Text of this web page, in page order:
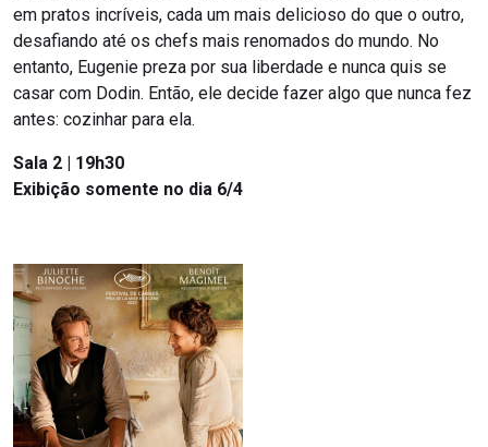
em pratos incríveis, cada um mais delicioso do que o outro,
desafiando até os chefs mais renomados do mundo. No
entanto, Eugenie preza por sua liberdade e nunca quis se
casar com Dodin. Então, ele decide fazer algo que nunca fez
antes: cozinhar para ela.
Sala 2 | 19h30
Exibição somente no dia 6/4